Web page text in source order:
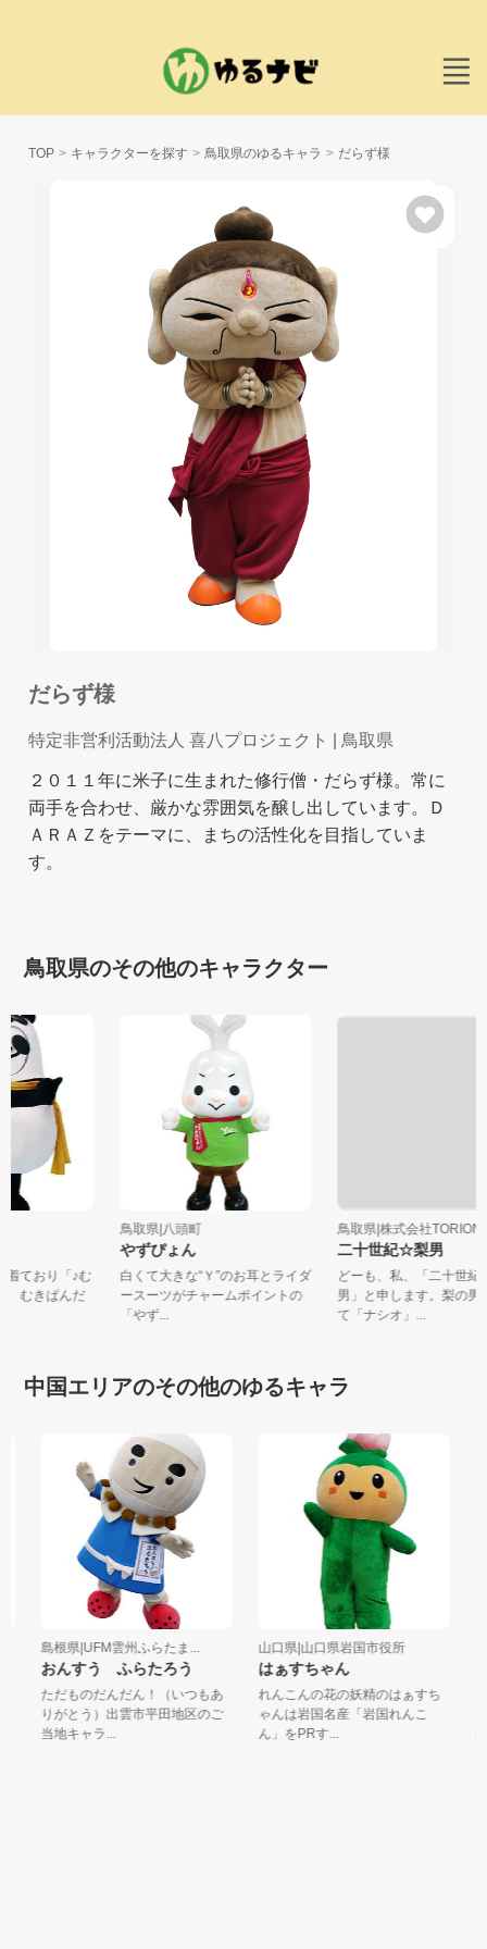
TOP キャラクターを探す 鳥取県のゆるキャラ だらず様
だらず様
特定非営利活動法人 喜八プロジェクト | 鳥取県
２０１１年に米子に生まれた修行僧・だらず様。常に
両手を合わせ、厳かな雰囲気を醸し出しています。Ｄ
ＡＲＡＺをテーマに、まちの活性化を目指していま
す。
鳥取県のその他のキャラクター
着ており「♪む
、むきぱんだ
鳥取県|八頭町
やずぴょん
白くて大きな“Ｙ”のお耳とライダ
ースーツがチャームポイントの
「やず...
鳥取県|株式会社
二十世紀☆梨男
どーも、私、「二十世
男」と申します。梨の
て「ナシオ」...
中国エリアのその他のゆるキャラ
島根県|UFM雲州ふらたま...
おんすう ふらたろう
ただものだんだん！（いつもあ
りがとう）出雲市平田地区のご
当地キャラ...
山口県|山口県岩国市役所
はぁすちゃん
れんこんの花の妖精のはぁすち
ゃんは岩国名産「岩国れんこ
ん」をPRす...